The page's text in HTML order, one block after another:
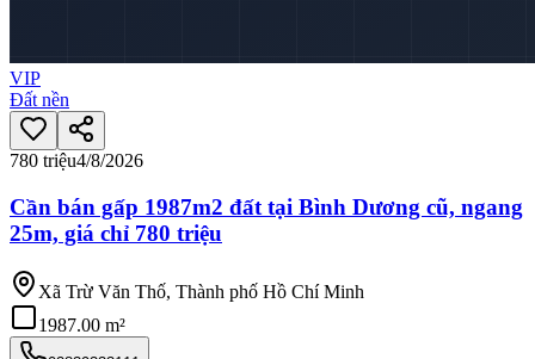
VIP
Đất nền
780 triệu4/8/2026
Cần bán gấp 1987m2 đất tại Bình Dương cũ, ngang
25m, giá chỉ 780 triệu
Xã Trừ Văn Thố, Thành phố Hồ Chí Minh
1987.00 m²